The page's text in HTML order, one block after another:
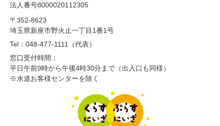
法人番号8000020112305
〒352-8623
埼玉県新座市野火止一丁目1番1号
Tel：048-477-1111（代表）
窓口受付時間：
平日午前9時から午後4時30分まで（出入口も同様）
※水道お客様センターを除く